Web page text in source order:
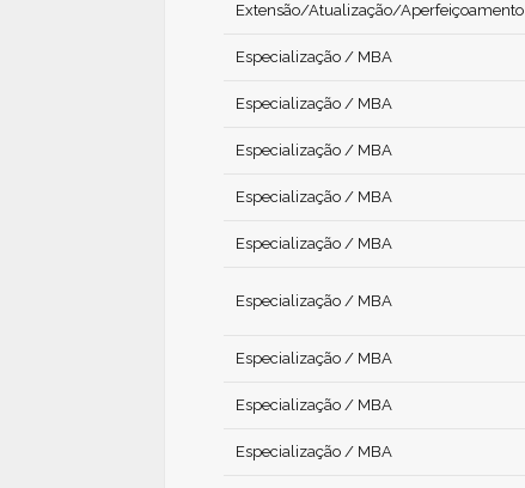
Extensão/Atualização/Aperfeiçoamento
Especialização / MBA
Especialização / MBA
Especialização / MBA
Especialização / MBA
Especialização / MBA
Especialização / MBA
Especialização / MBA
Especialização / MBA
Especialização / MBA